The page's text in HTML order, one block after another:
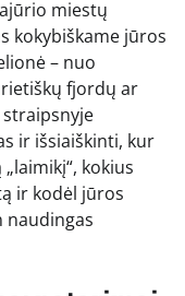
miestų
kokybiškame jūros
– nuo
fjordų ar
straipsnyje
ir išsiaiškinti, kur
kokius
ir kodėl jūros
naudingas